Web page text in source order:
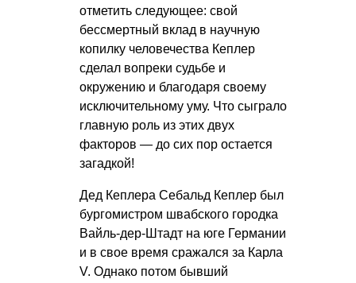
отметить следующее: свой
бессмертный вклад в научную
копилку человечества Кеплер
сделал вопреки судьбе и
окружению и благодаря своему
исключительному уму. Что сыграло
главную роль из этих двух
факторов — до сих пор остается
загадкой!
Дед Кеплера Себальд Кеплер был
бургомистром швабского городка
Вайль-дер-Штадт на юге Германии
и в свое время сражался за Карла
V. Однако потом бывший